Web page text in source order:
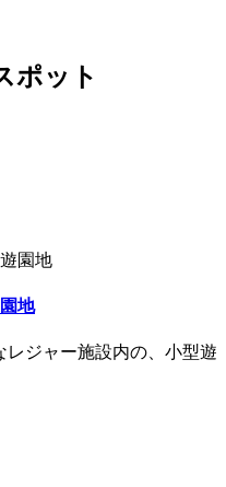
ポット
地
ジャー施設内の、小型遊